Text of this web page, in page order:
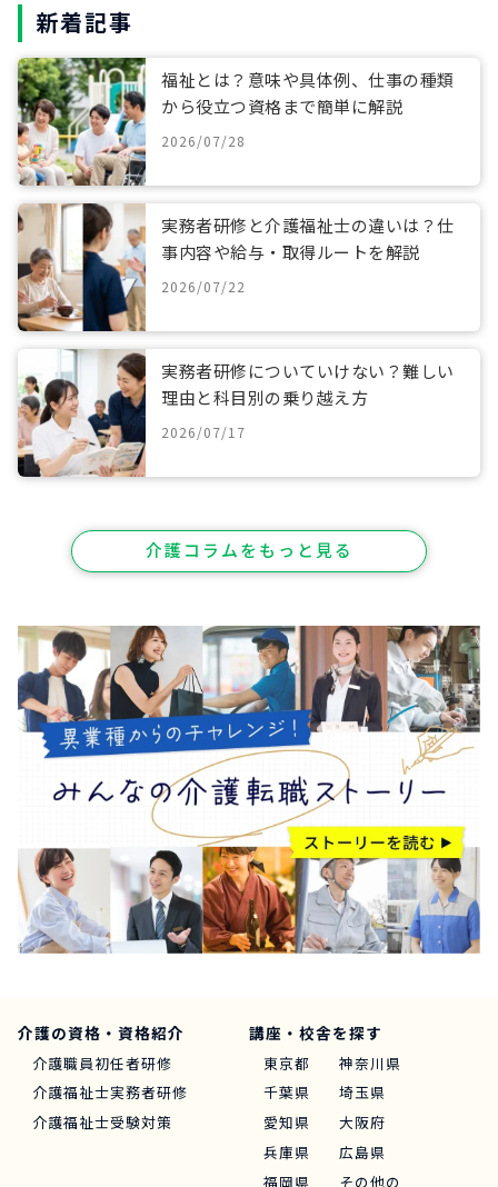
新着記事
福祉とは？意味や具体例、仕事の種類
から役立つ資格まで簡単に解説
2026/07/28
実務者研修と介護福祉士の違いは？仕
事内容や給与・取得ルートを解説
2026/07/22
実務者研修についていけない？難しい
理由と科目別の乗り越え方
2026/07/17
介護コラムをもっと見る
介護の資格・資格紹介
介護職員初任者研修
介護福祉士実務者研修
介護福祉士受験対策
講座・校舎を探す
東京都
神奈川県
千葉県
埼玉県
愛知県
大阪府
兵庫県
広島県
福岡県
その他の